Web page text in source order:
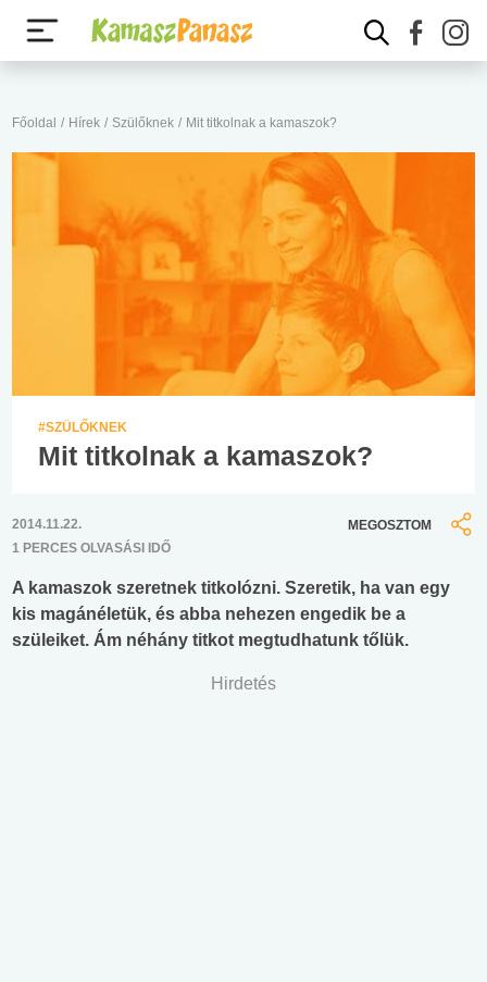
Főoldal / Hírek / Szülőknek / Mit titkolnak a kamaszok?
#SZÜLŐKNEK
Mit titkolnak a kamaszok?
2014.11.22.
1 PERCES OLVASÁSI IDŐ
MEGOSZTOM
A kamaszok szeretnek titkolózni. Szeretik, ha van egy
kis magánéletük, és abba nehezen engedik be a
szüleiket. Ám néhány titkot megtudhatunk tőlük.
Hirdetés